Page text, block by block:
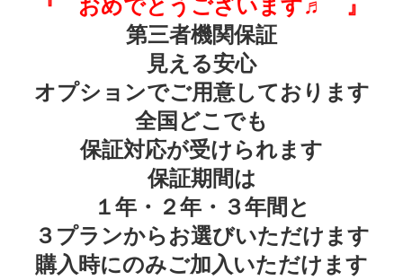
『 おめでとうございます♬ 』
第三者機関保証
見える安心
オプションでご用意しております
全国どこでも
保証対応が受けられます
保証期間は
１年・２年・３年間と
３プランからお選びいただけます
購入時にのみご加入いただけます